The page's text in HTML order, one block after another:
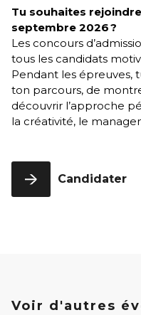
Tu souhaites
septembre 2026 ?
Les concours
tous les candidats
Pendant les épreuves,
ton parcours, de
découvrir l’approche
la créativité, le
Candidater
Voir d'autres